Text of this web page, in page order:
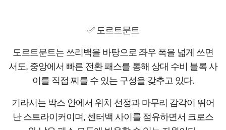
✅ 도르트문트
도르트문트는 쓰리백을 바탕으로 좌우 폭을 넓게 쓰면
서도, 중앙에서 빠른 전환 패스를 통해 상대 수비 블록 사
이를 직접 찌를 수 있는 구성을 갖추고 있다.
기라시는 박스 안에서 위치 선정과 마무리 감각이 뛰어
난 스트라이커이며, 센터백 사이를 점유하면서 크로스